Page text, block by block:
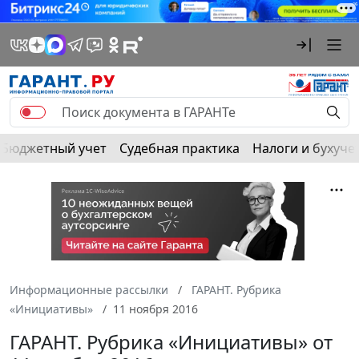
Бюджетный учет Судебная практика Налоги и
Информационные рассылки
ГАРАНТ. Рубрика
«Инициативы»
11 ноября 2016
ГАРАНТ. Рубрика «Инициативы» от